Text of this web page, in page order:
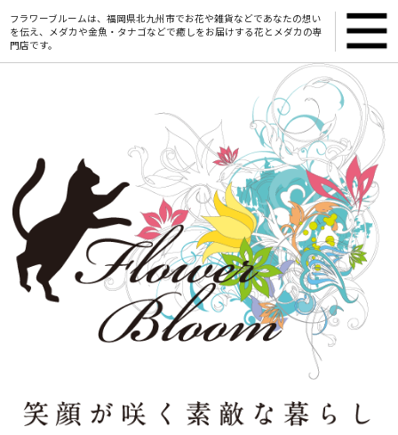
フラワーブルームは、福岡県北九州市でお花や雑貨などであなたの想い
を伝え、メダカや金魚・タナゴなどで癒しをお届けする花とメダカの専
門店です。